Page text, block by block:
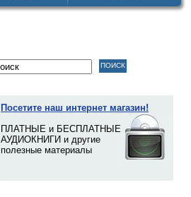
Посетите наш интернет магазин!
ПЛАТНЫЕ и БЕСПЛАТНЫЕ
АУДИОКНИГИ и другие
полезные материалы